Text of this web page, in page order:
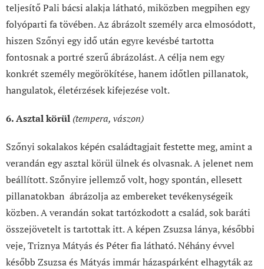
teljesítő Pali bácsi alakja látható, miközben megpihen egy
folyóparti fa tövében. Az ábrázolt személy arca elmosódott,
hiszen Szőnyi egy idő után egyre kevésbé tartotta
fontosnak a portré szerű ábrázolást. A célja nem egy
konkrét személy megörökítése, hanem időtlen pillanatok,
hangulatok, életérzések kifejezése volt.
6. Asztal körül (tempera, vászon)
Szőnyi sokalakos képén családtagjait festette meg, amint a
verandán egy asztal körül ülnek és olvasnak. A jelenet nem
beállított. Szőnyire jellemző volt, hogy spontán, ellesett
pillanatokban ábrázolja az embereket tevékenységeik
közben. A verandán sokat tartózkodott a család, sok baráti
összejövetelt is tartottak itt. A képen Zsuzsa lánya, későbbi
veje, Triznya Mátyás és Péter fia látható. Néhány évvel
később Zsuzsa és Mátyás immár házaspárként elhagyták az